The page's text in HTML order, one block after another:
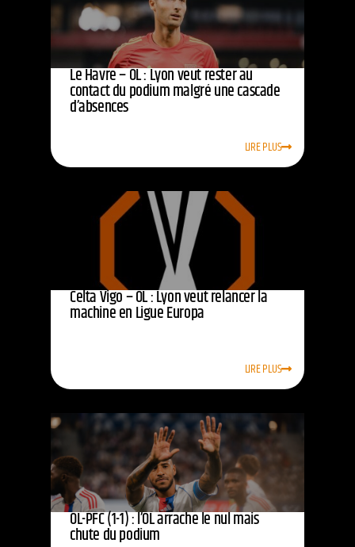
Le Havre – OL : Lyon veut rester au
contact du podium malgré une cascade
d’absences
LIRE PLUS
Celta Vigo – OL : Lyon veut relancer la
machine en Ligue Europa
LIRE PLUS
OL-PFC (1-1) : l’OL arrache le nul mais
chute du podium